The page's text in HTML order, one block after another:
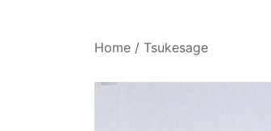
Home / Tsukesage